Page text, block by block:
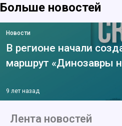
Больше новостей
Новости
В регионе начали
маршрут «Динозавры
9 лет назад
Лента новостей